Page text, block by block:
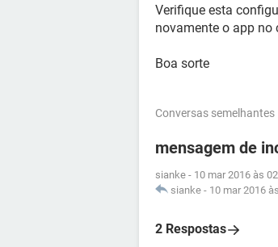
Verifique esta
novamente o app no
Boa sorte
Conversas semelhantes
mensagem de
sianke - 10 mar 2016 às
sianke - 10 mar 2016
2 Respostas